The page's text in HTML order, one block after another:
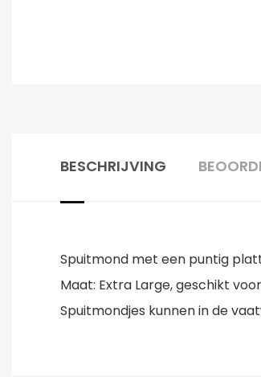
BESCHRIJVING
Spuitmond met een puntig
Maat: Extra Large, geschikt
Spuitmondjes kunnen in de